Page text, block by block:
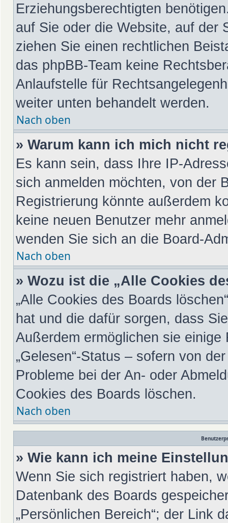
Erziehungsberechtigten
auf Sie oder die Website, auf der
ziehen Sie einen rechtlichen
das phpBB-Team keine
Anlaufstelle für
weiter unten behandelt werden.
Nach oben
» Warum kann ich mich nicht
Es kann sein, dass Ihre IP-
sich anmelden möchten, von der
Registrierung könnte außerdem
keine neuen Benutzer mehr
wenden Sie sich an die Board-
Nach oben
» Wozu ist die „Alle Cookies
„Alle Cookies des Boards
hat und die dafür sorgen, dass
Außerdem ermöglichen sie
„Gelesen“-Status – sofern von
Probleme bei der An- oder
Cookies des Boards löschen.
Nach oben
» Wie kann ich meine
Wenn Sie sich registriert haben,
Datenbank des Boards
„Persönlichen Bereich“; der Link